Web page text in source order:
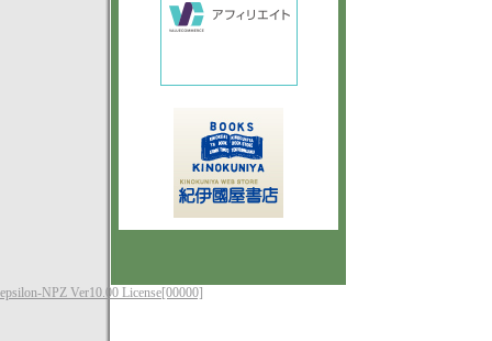
epsilon-NPZ Ver10.00 License[00000]